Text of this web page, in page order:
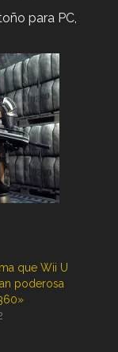
para PC,
que Wii U
poderosa